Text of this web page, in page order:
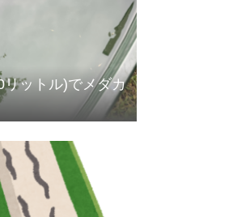
ットル)でメダカ